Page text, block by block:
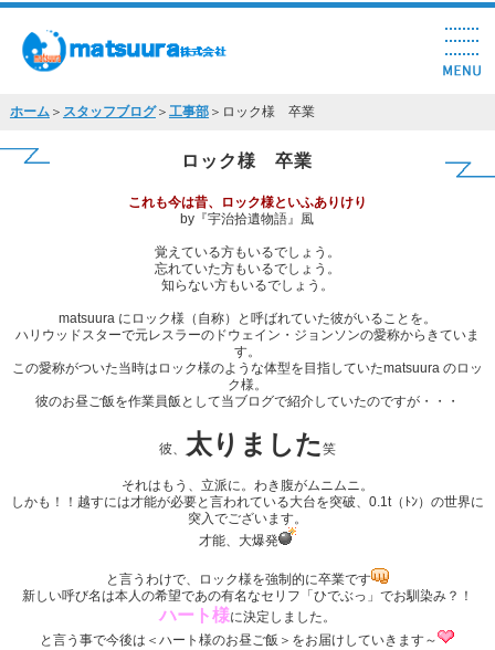
ホーム＞ スタッフブログ＞ 工事部＞ロック様 卒業
ロック様 卒業
これも今は昔、ロック様といふありけり
by『宇治拾遺物語』風
覚えている方もいるでしょう。
忘れていた方もいるでしょう。
知らない方もいるでしょう。
matsuura にロック様（自称）と呼ばれていた彼がいることを。
ハリウッドスターで元レスラーのドウェイン・ジョンソンの愛称からきていま
す。
この愛称がついた当時はロック様のような体型を目指していたmatsuura のロッ
ク様。
彼のお昼ご飯を作業員飯として当ブログで紹介していたのですが・・・
彼、 太りました 笑
それはもう、立派に。わき腹がムニムニ。
しかも！！越すには才能が必要と言われている大台を突破、0.1t（ﾄﾝ）の世界に
突入でございます。
才能、大爆発
と言うわけで、ロック様を強制的に卒業です
新しい呼び名は本人の希望であの有名なセリフ「ひでぶっ」でお馴染み？！
ハート様に決定しました。
と言う事で今後は＜ハート様のお昼ご飯＞をお届けしていきます～